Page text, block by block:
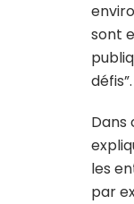
sont
défis”.
Dans
les
par